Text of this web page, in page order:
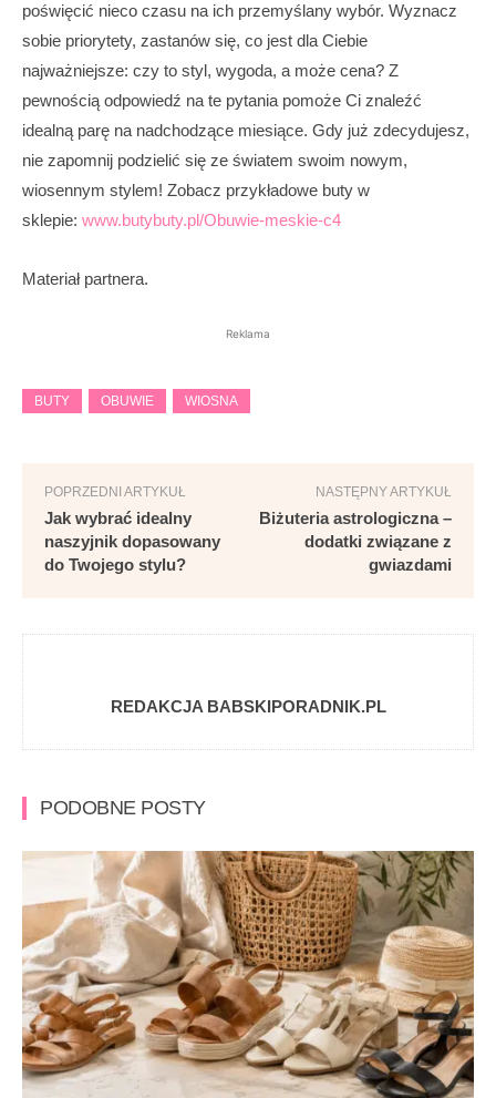
poświęcić nieco czasu na ich przemyślany wybór. Wyznacz
sobie priorytety, zastanów się, co jest dla Ciebie
najważniejsze: czy to styl, wygoda, a może cena? Z
pewnością odpowiedź na te pytania pomoże Ci znaleźć
idealną parę na nadchodzące miesiące. Gdy już zdecydujesz,
nie zapomnij podzielić się ze światem swoim nowym,
wiosennym stylem! Zobacz przykładowe buty w
sklepie: www.butybuty.pl/Obuwie-meskie-c4
Materiał partnera.
Reklama
BUTY OBUWIE WIOSNA
POPRZEDNI ARTYKUŁ
Jak wybrać idealny
naszyjnik dopasowany
do Twojego stylu?
NASTĘPNY ARTYKUŁ
Biżuteria astrologiczna –
dodatki związane z
gwiazdami
REDAKCJA BABSKIPORADNIK.PL
PODOBNE POSTY